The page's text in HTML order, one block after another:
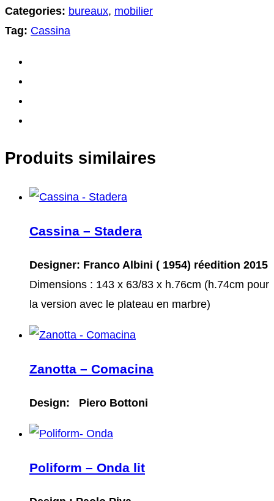
Categories: bureaux, mobilier
Tag: Cassina
Produits similaires
Cassina – Stadera
Designer: Franco Albini ( 1954) réedition 2015
Dimensions : 143 x 63/83 x h.76cm (h.74cm pour
la version avec le plateau en marbre)
Zanotta – Comacina
Design: Piero Bottoni
Poliform – Onda lit